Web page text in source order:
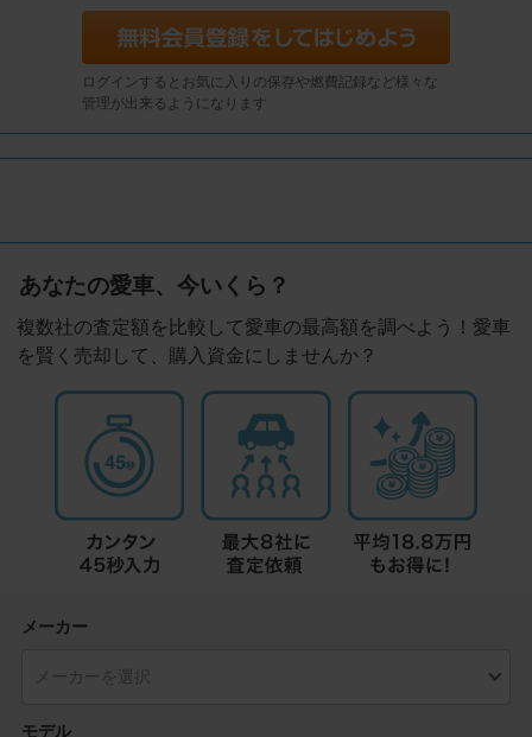
ログインするとお気に入りの保存や燃費記録など様々な
管理が出来るようになります
あなたの愛車、今いくら？
複数社の査定額を比較して愛車の最高額を調べよう！愛車
を賢く売却して、購入資金にしませんか？
メーカー
モデル